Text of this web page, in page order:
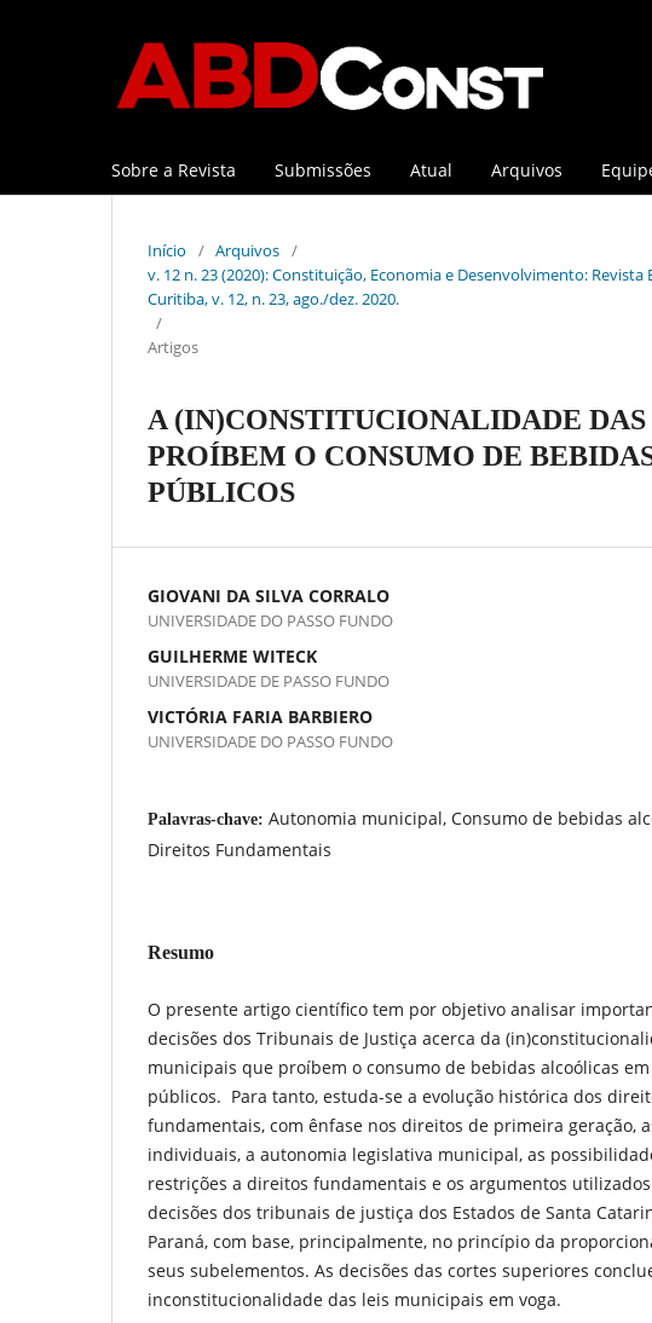
Sobre a Revista Submissões Atual Arquivos
Início / Arquivos /
v. 12 n. 23 (2020): Constituição, Economia e Desenvolvimento:
Curitiba, v. 12, n. 23, ago./dez. 2020.
/
Artigos
A (IN)CONSTITUCIONALIDADE
PROÍBEM O CONSUMO DE
PÚBLICOS
GIOVANI DA SILVA CORRALO
UNIVERSIDADE DO PASSO FUNDO
GUILHERME WITECK
UNIVERSIDADE DE PASSO FUNDO
VICTÓRIA FARIA BARBIERO
UNIVERSIDADE DO PASSO FUNDO
Palavras-chave: Autonomia municipal, Consumo de bebidas
Direitos Fundamentais
Resumo
O presente artigo científico tem por objetivo analisar
decisões dos Tribunais de Justiça acerca da
municipais que proíbem o consumo de bebidas alcoólicas em
públicos. Para tanto, estuda-se a evolução histórica dos
fundamentais, com ênfase nos direitos de primeira geração,
individuais, a autonomia legislativa municipal, as
restrições a direitos fundamentais e os argumentos
decisões dos tribunais de justiça dos Estados de Santa
Paraná, com base, principalmente, no princípio da
seus subelementos. As decisões das cortes superiores
inconstitucionalidade das leis municipais em voga.